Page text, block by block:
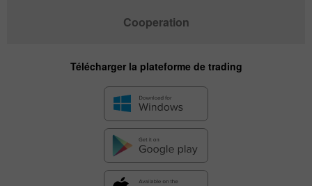
Cooperation
Télécharger la plateforme de trading